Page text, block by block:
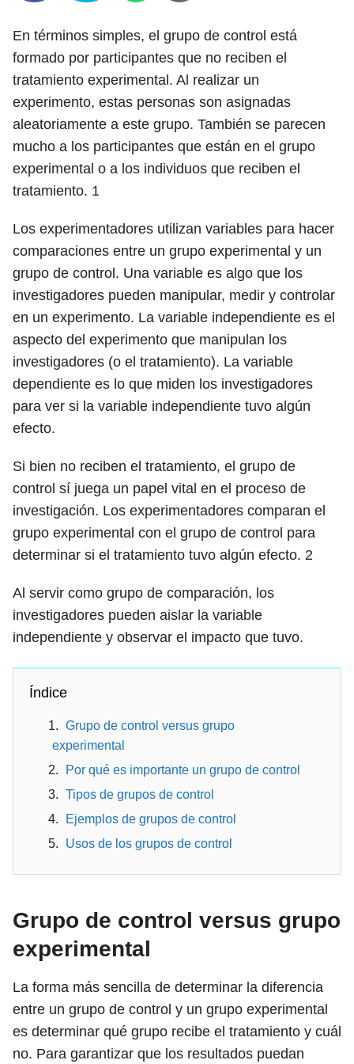
En términos simples, el grupo de control está
formado por participantes que no reciben el
tratamiento experimental. Al realizar un
experimento, estas personas son asignadas
aleatoriamente a este grupo. También se parecen
mucho a los participantes que están en el grupo
experimental o a los individuos que reciben el
tratamiento. 1
Los experimentadores utilizan variables para hacer
comparaciones entre un grupo experimental y un
grupo de control. Una variable es algo que los
investigadores pueden manipular, medir y controlar
en un experimento. La variable independiente es el
aspecto del experimento que manipulan los
investigadores (o el tratamiento). La variable
dependiente es lo que miden los investigadores
para ver si la variable independiente tuvo algún
efecto.
Si bien no reciben el tratamiento, el grupo de
control sí juega un papel vital en el proceso de
investigación. Los experimentadores comparan el
grupo experimental con el grupo de control para
determinar si el tratamiento tuvo algún efecto. 2
Al servir como grupo de comparación, los
investigadores pueden aislar la variable
independiente y observar el impacto que tuvo.
Índice
Grupo de control versus grupo
experimental
Por qué es importante un grupo de control
Tipos de grupos de control
Ejemplos de grupos de control
Usos de los grupos de control
Grupo de control versus grupo
experimental
La forma más sencilla de determinar la diferencia
entre un grupo de control y un grupo experimental
es determinar qué grupo recibe el tratamiento y cuál
no. Para garantizar que los resultados puedan